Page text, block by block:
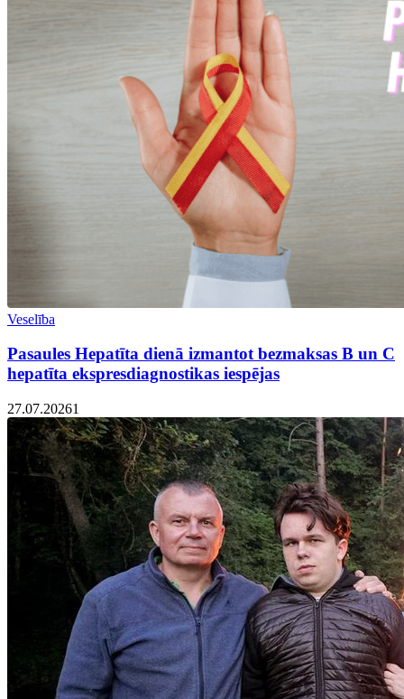
Veselība
Pasaules Hepatīta dienā izmantot bezmaksas B un C
hepatīta ekspresdiagnostikas iespējas
27.07.20261